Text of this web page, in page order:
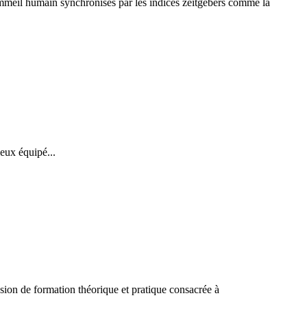
humain synchronisés par les indices zeitgebers comme la
équipé...
de formation théorique et pratique consacrée à